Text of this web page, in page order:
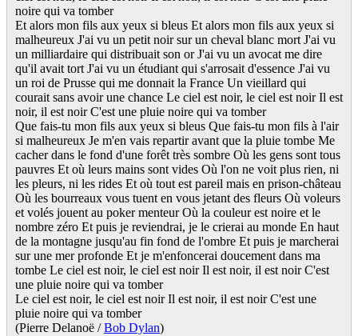
noire qui va tomber
Et alors mon fils aux yeux si bleus Et alors mon fils aux yeux si
malheureux J'ai vu un petit noir sur un cheval blanc mort J'ai vu
un milliardaire qui distribuait son or J'ai vu un avocat me dire
qu'il avait tort J'ai vu un étudiant qui s'arrosait d'essence J'ai vu
un roi de Prusse qui me donnait la France Un vieillard qui
courait sans avoir une chance Le ciel est noir, le ciel est noir Il est
noir, il est noir C'est une pluie noire qui va tomber
Que fais-tu mon fils aux yeux si bleus Que fais-tu mon fils à l'air
si malheureux Je m'en vais repartir avant que la pluie tombe Me
cacher dans le fond d'une forêt très sombre Où les gens sont tous
pauvres Et où leurs mains sont vides Où l'on ne voit plus rien, ni
les pleurs, ni les rides Et où tout est pareil mais en prison-château
Où les bourreaux vous tuent en vous jetant des fleurs Où voleurs
et volés jouent au poker menteur Où la couleur est noire et le
nombre zéro Et puis je reviendrai, je le crierai au monde En haut
de la montagne jusqu'au fin fond de l'ombre Et puis je marcherai
sur une mer profonde Et je m'enfoncerai doucement dans ma
tombe Le ciel est noir, le ciel est noir Il est noir, il est noir C'est
une pluie noire qui va tomber
Le ciel est noir, le ciel est noir Il est noir, il est noir C'est une
pluie noire qui va tomber
(Pierre Delanoë /Bob Dylan)